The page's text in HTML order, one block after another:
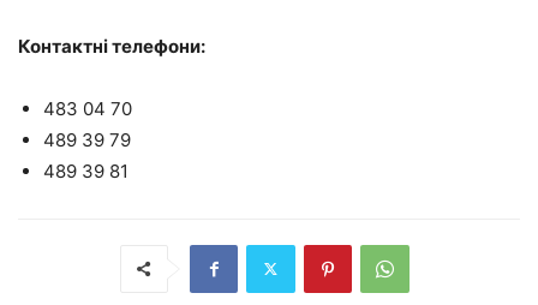
Контактні телефони:
483 04 70
489 39 79
489 39 81